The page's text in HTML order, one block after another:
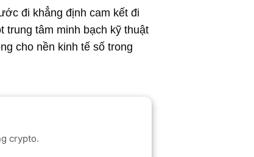
đi khẳng định cam kết đi
trung tâm minh bạch kỹ thuật
cho nền kinh tế số trong
crypto.